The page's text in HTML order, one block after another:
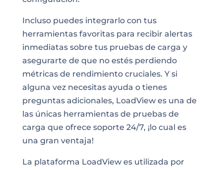
Incluso puedes integrarlo con tus
herramientas favoritas para recibir alertas
inmediatas sobre tus pruebas de carga y
asegurarte de que no estés perdiendo
métricas de rendimiento cruciales. Y si
alguna vez necesitas ayuda o tienes
preguntas adicionales, LoadView es una de
las únicas herramientas de pruebas de
carga que ofrece soporte 24/7, ¡lo cual es
una gran ventaja!
La plataforma LoadView es utilizada por